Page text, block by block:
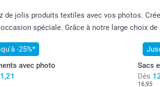
de jolis produits textiles avec vos photos.
spéciale. Grâce à notre large choix
-25%*
avec photo
Sacs
Dès
16,95